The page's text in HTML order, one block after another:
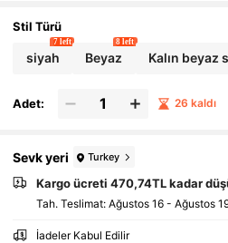
Stil Türü
siyah
7 left
Beyaz
8 left
Kalın beyaz
Adet: 26 kaldı
Sevk yeri Turkey
Kargo ücreti 470,74TL kadar
Tah. Teslimat: Ağustos 16 - Ağustos
İadeler Kabul Edilir